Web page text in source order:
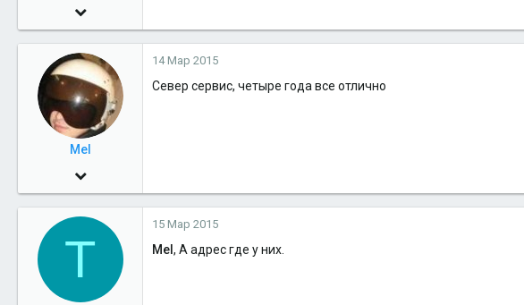
7 Ноя 2010
5,139
36
тут
Mel
1 Июн 2009
2,485
38
14 Мар 2015
Север сервис, четыре года все отлично
Т
15 Мар 2015
Mel , А адрес где у них.